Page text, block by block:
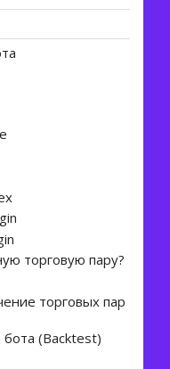
торговую пару?
торговых пар
(Backtest)